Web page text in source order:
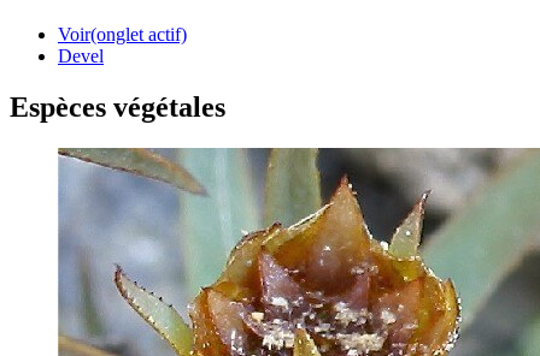
Voir(onglet actif)
Devel
Espèces végétales